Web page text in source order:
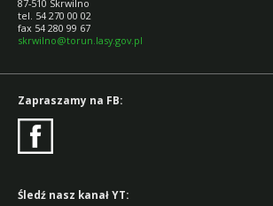
87-510 Skrwilno
tel. 54 270 00 02
fax 54 280 99 67
skrwilno@torun.lasy.gov.pl
Zapraszamy na FB:
Śledź nasz kanał YT: